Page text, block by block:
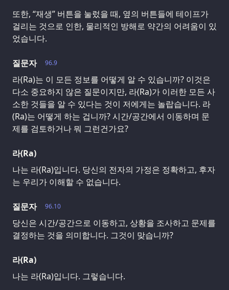
또한, “재생” 버튼을 눌렀을 때, 옆의 버튼들에 테이프가
걸리는 것으로 인한, 물리적인 방해로 약간의 어려움이 있
었습니다.
96.9
질문자
라(Ra)는 이 모든 정보를 어떻게 알 수 있습니까? 이것은
다소 중요하지 않은 질문이지만, 라(Ra)가 이러한 모든 사
소한 것들을 알 수 있다는 것이 저에게는 놀랍습니다. 라
(Ra)는 어떻게 하는 겁니까? 시간/공간에서 이동하며 문
제를 검토하거나 뭐 그런건가요?
라(Ra)
나는 라(Ra)입니다. 당신의 전자의 가정은 정확하고, 후자
는 우리가 이해할 수 없습니다.
96.10
질문자
당신은 시간/공간으로 이동하고, 상황을 조사하고 문제를
결정하는 것을 의미합니다. 그것이 맞습니까?
라(Ra)
나는 라(Ra)입니다. 그렇습니다.